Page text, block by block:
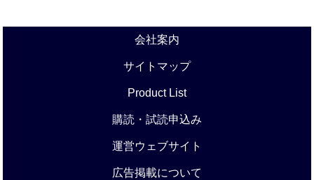
会社案内
サイトマップ
Product List
購読・試読申込み
運営ウェブサイト
広告掲載について